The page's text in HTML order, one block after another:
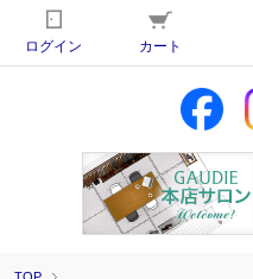
ログイン カート